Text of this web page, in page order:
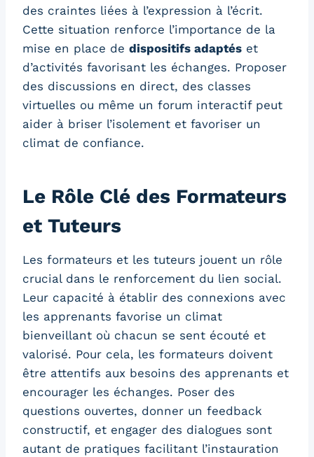
des craintes liées à l’expression à l’écrit.
Cette situation renforce l’importance de la
mise en place de dispositifs adaptés et
d’activités favorisant les échanges. Proposer
des discussions en direct, des classes
virtuelles ou même un forum interactif peut
aider à briser l’isolement et favoriser un
climat de confiance.
Le Rôle Clé des Formateurs
et Tuteurs
Les formateurs et les tuteurs jouent un rôle
crucial dans le renforcement du lien social.
Leur capacité à établir des connexions avec
les apprenants favorise un climat
bienveillant où chacun se sent écouté et
valorisé. Pour cela, les formateurs doivent
être attentifs aux besoins des apprenants et
encourager les échanges. Poser des
questions ouvertes, donner un feedback
constructif, et engager des dialogues sont
autant de pratiques facilitant l’instauration